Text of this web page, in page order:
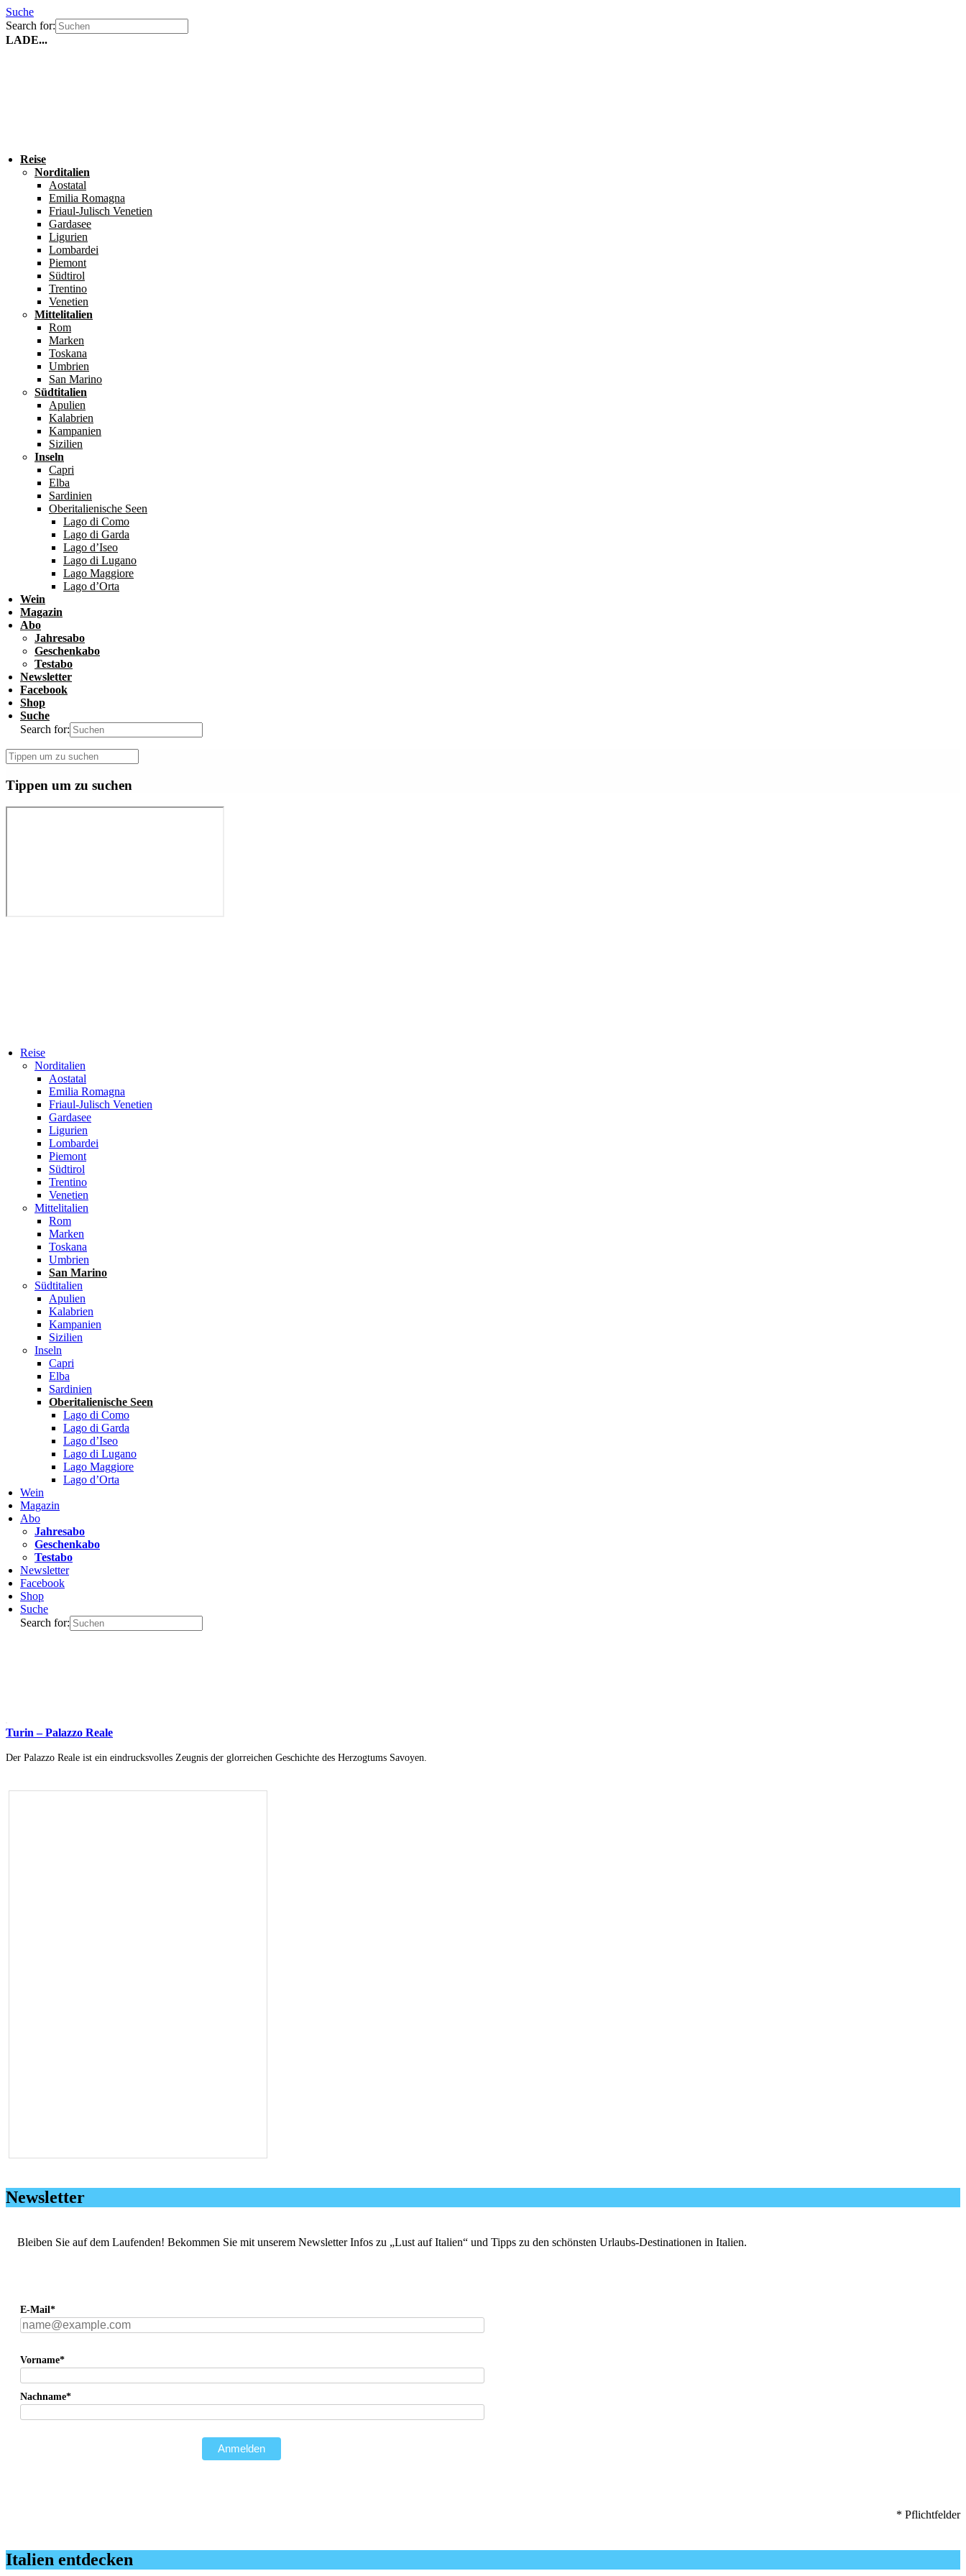
Suche
Search for:
LADE...
Reise
Norditalien
Aostatal
Emilia Romagna
Friaul-Julisch Venetien
Gardasee
Ligurien
Lombardei
Piemont
Südtirol
Trentino
Venetien
Mittelitalien
Rom
Marken
Toskana
Umbrien
San Marino
Südtitalien
Apulien
Kalabrien
Kampanien
Sizilien
Inseln
Capri
Elba
Sardinien
Oberitalienische Seen
Lago di Como
Lago di Garda
Lago d’Iseo
Lago di Lugano
Lago Maggiore
Lago d’Orta
Wein
Magazin
Abo
Jahresabo
Geschenkabo
Testabo
Newsletter
Facebook
Shop
Suche
Search for:
Tippen um zu suchen
Reise
Norditalien
Aostatal
Emilia Romagna
Friaul-Julisch Venetien
Gardasee
Ligurien
Lombardei
Piemont
Südtirol
Trentino
Venetien
Mittelitalien
Rom
Marken
Toskana
Umbrien
San Marino
Südtitalien
Apulien
Kalabrien
Kampanien
Sizilien
Inseln
Capri
Elba
Sardinien
Oberitalienische Seen
Lago di Como
Lago di Garda
Lago d’Iseo
Lago di Lugano
Lago Maggiore
Lago d’Orta
Wein
Magazin
Abo
Jahresabo
Geschenkabo
Testabo
Newsletter
Facebook
Shop
Suche
Search for:
Turin – Palazzo Reale
Der Palazzo Reale ist ein eindrucksvolles Zeugnis der glorreichen Geschichte des Herzogtums Savoyen.
Newsletter
Bleiben Sie auf dem Laufenden! Bekommen Sie mit unserem Newsletter Infos zu „Lust auf Italien“ und Tipps zu den schönsten Urlaubs-Destinationen in Italien.
E-Mail*
Vorname*
Nachname*
Anmelden
* Pflichtfelder
Italien entdecken